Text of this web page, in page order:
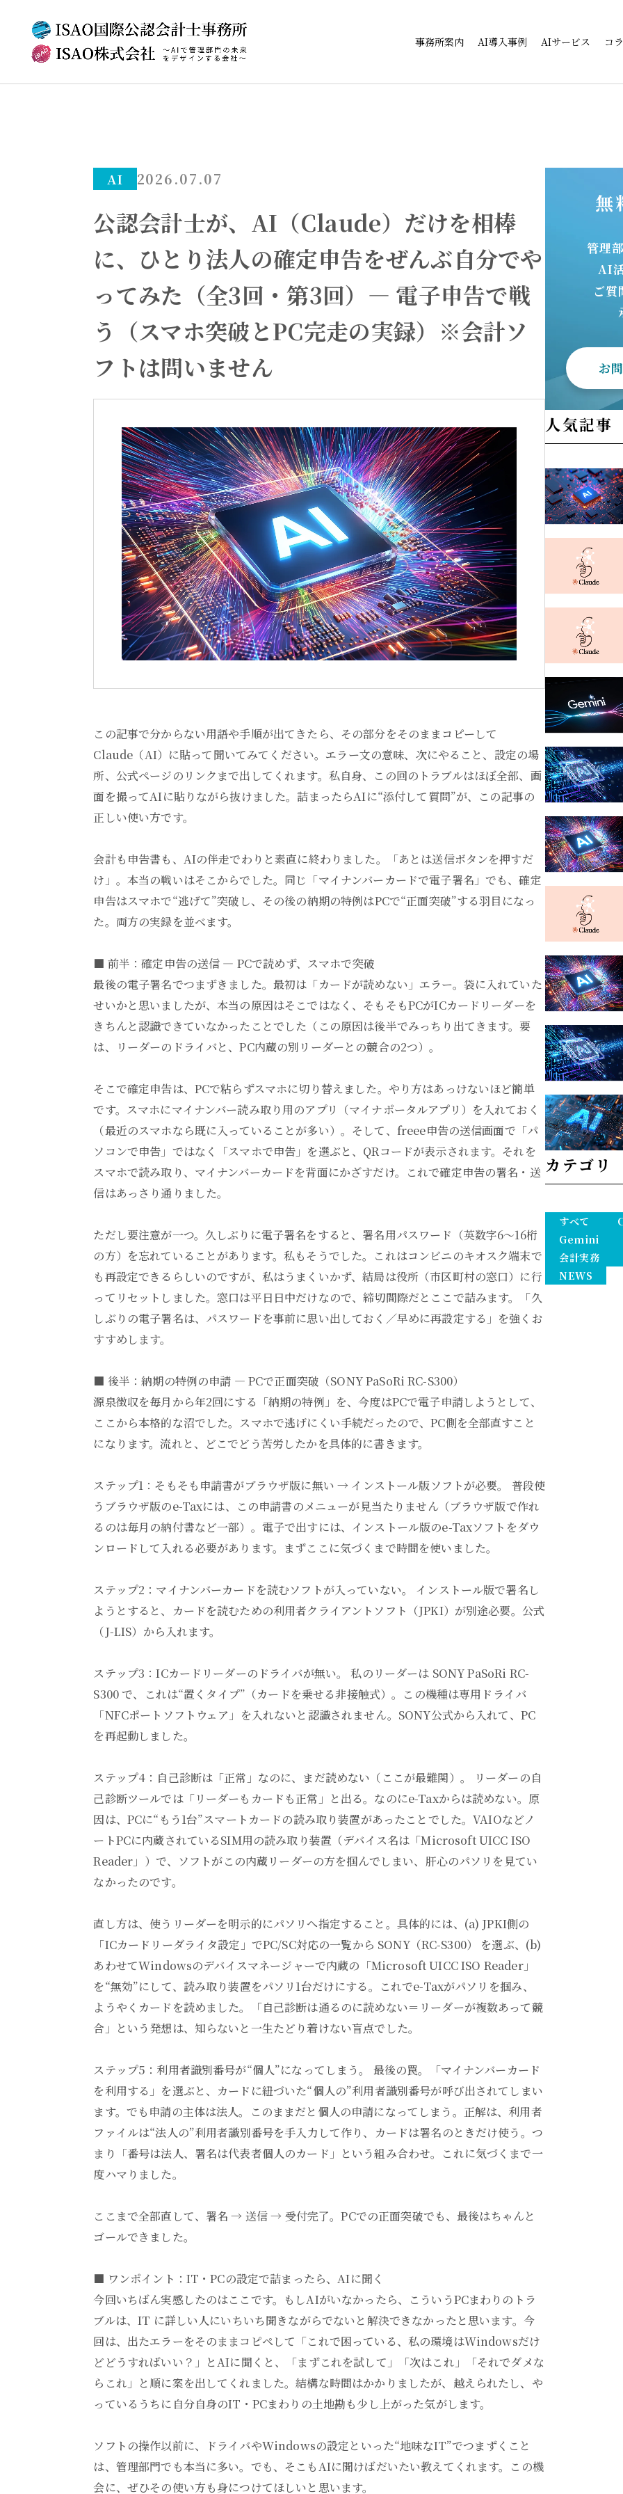
事務所案内 AI導入事例 AIサービス コ
AI 2026.07.07
公認会計士が、AI（Claude）だけを相棒
に、ひとり法人の確定申告をぜんぶ自分でや
ってみた（全3回・第3回）― 電子申告で戦
う（スマホ突破とPC完走の実録）※会計ソ
フトは問いません
この記事で分からない用語や手順が出てきたら、その部分をそのままコピーして
Claude（AI）に貼って聞いてみてください。エラー文の意味、次にやること、設定の場
所、公式ページのリンクまで出してくれます。私自身、この回のトラブルはほぼ全部、画
面を撮ってAIに貼りながら抜けました。詰まったらAIに“添付して質問”が、この記事の
正しい使い方です。
会計も申告書も、AIの伴走でわりと素直に終わりました。「あとは送信ボタンを押すだ
け」。本当の戦いはそこからでした。同じ「マイナンバーカードで電子署名」でも、確定
申告はスマホで“逃げて”突破し、その後の納期の特例はPCで“正面突破”する羽目になっ
た。両方の実録を並べます。
■ 前半：確定申告の送信 ― PCで読めず、スマホで突破
最後の電子署名でつまずきました。最初は「カードが読めない」エラー。袋に入れていた
せいかと思いましたが、本当の原因はそこではなく、そもそもPCがICカードリーダーを
きちんと認識できていなかったことでした（この原因は後半でみっちり出てきます。要
は、リーダーのドライバと、PC内蔵の別リーダーとの競合の2つ）。
そこで確定申告は、PCで粘らずスマホに切り替えました。やり方はあっけないほど簡単
です。スマホにマイナンバー読み取り用のアプリ（マイナポータルアプリ）を入れておく
（最近のスマホなら既に入っていることが多い）。そして、freee申告の送信画面で「パ
ソコンで申告」ではなく「スマホで申告」を選ぶと、QRコードが表示されます。それを
スマホで読み取り、マイナンバーカードを背面にかざすだけ。これで確定申告の署名・送
信はあっさり通りました。
ただし要注意が一つ。久しぶりに電子署名をすると、署名用パスワード（英数字6〜16桁
の方）を忘れていることがあります。私もそうでした。これはコンビニのキオスク端末で
も再設定できるらしいのですが、私はうまくいかず、結局は役所（市区町村の窓口）に行
ってリセットしました。窓口は平日日中だけなので、締切間際だとここで詰みます。「久
しぶりの電子署名は、パスワードを事前に思い出しておく／早めに再設定する」を強くお
すすめします。
■ 後半：納期の特例の申請 ― PCで正面突破（SONY PaSoRi RC-S300）
源泉徴収を毎月から年2回にする「納期の特例」を、今度はPCで電子申請しようとして、
ここから本格的な沼でした。スマホで逃げにくい手続だったので、PC側を全部直すこと
になります。流れと、どこでどう苦労したかを具体的に書きます。
ステップ1：そもそも申請書がブラウザ版に無い → インストール版ソフトが必要。 普段使
うブラウザ版のe-Taxには、この申請書のメニューが見当たりません（ブラウザ版で作れ
るのは毎月の納付書など一部）。電子で出すには、インストール版のe-Taxソフトをダウ
ンロードして入れる必要があります。まずここに気づくまで時間を使いました。
ステップ2：マイナンバーカードを読むソフトが入っていない。 インストール版で署名し
ようとすると、カードを読むための利用者クライアントソフト（JPKI）が別途必要。公式
（J-LIS）から入れます。
ステップ3：ICカードリーダーのドライバが無い。 私のリーダーは SONY PaSoRi RC-
S300 で、これは“置くタイプ”（カードを乗せる非接触式）。この機種は専用ドライバ
「NFCポートソフトウェア」を入れないと認識されません。SONY公式から入れて、PC
を再起動しました。
ステップ4：自己診断は「正常」なのに、まだ読めない（ここが最難関）。 リーダーの自
己診断ツールでは「リーダーもカードも正常」と出る。なのにe-Taxからは読めない。原
因は、PCに“もう1台”スマートカードの読み取り装置があったことでした。VAIOなどノ
ートPCに内蔵されているSIM用の読み取り装置（デバイス名は「Microsoft UICC ISO
Reader」）で、ソフトがこの内蔵リーダーの方を掴んでしまい、肝心のパソリを見てい
なかったのです。
直し方は、使うリーダーを明示的にパソリへ指定すること。具体的には、(a) JPKI側の
「ICカードリーダライタ設定」でPC/SC対応の一覧から SONY（RC-S300） を選ぶ、(b)
あわせてWindowsのデバイスマネージャーで内蔵の「Microsoft UICC ISO Reader」
を“無効”にして、読み取り装置をパソリ1台だけにする。これでe-Taxがパソリを掴み、
ようやくカードを読めました。「自己診断は通るのに読めない＝リーダーが複数あって競
合」という発想は、知らないと一生たどり着けない盲点でした。
ステップ5：利用者識別番号が“個人”になってしまう。 最後の罠。「マイナンバーカード
を利用する」を選ぶと、カードに紐づいた“個人の”利用者識別番号が呼び出されてしまい
ます。でも申請の主体は法人。このままだと個人の申請になってしまう。正解は、利用者
ファイルは“法人の”利用者識別番号を手入力して作り、カードは署名のときだけ使う。つ
まり「番号は法人、署名は代表者個人のカード」という組み合わせ。これに気づくまで一
度ハマりました。
ここまで全部直して、署名 → 送信 → 受付完了。PCでの正面突破でも、最後はちゃんと
ゴールできました。
■ ワンポイント：IT・PCの設定で詰まったら、AIに聞く
今回いちばん実感したのはここです。もしAIがいなかったら、こういうPCまわりのトラ
ブルは、IT に詳しい人にいちいち聞きながらでないと解決できなかったと思います。今
回は、出たエラーをそのままコピペして「これで困っている、私の環境はWindowsだけ
どどうすればいい？」とAIに聞くと、「まずこれを試して」「次はこれ」「それでダメな
らこれ」と順に案を出してくれました。結構な時間はかかりましたが、越えられたし、や
っているうちに自分自身のIT・PCまわりの土地勘も少し上がった気がします。
ソフトの操作以前に、ドライバやWindowsの設定といった“地味なIT”でつまずくこと
は、管理部門でも本当に多い。でも、そこもAIに聞けばだいたい教えてくれます。この機
会に、ぜひその使い方も身につけてほしいと思います。
無
管理
AI
ご質
お
人気記事
カテゴリ
すべて
Gemini
会計実務
NEWS